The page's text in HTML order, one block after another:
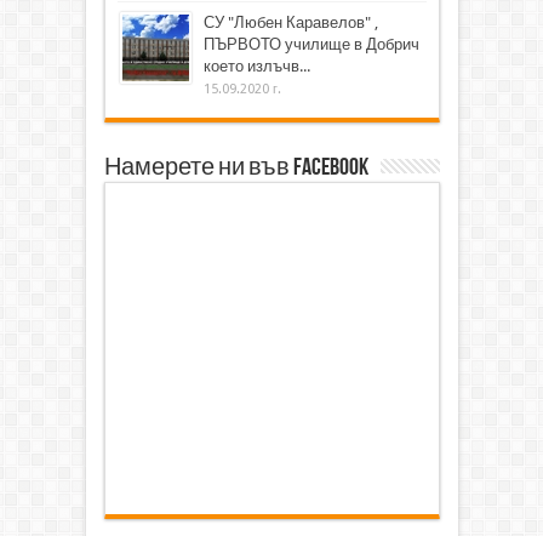
СУ "Любен Каравелов" ,
ПЪРВОТО училище в Добрич
което излъчв...
15.09.2020 г.
Намерете ни във Facebook